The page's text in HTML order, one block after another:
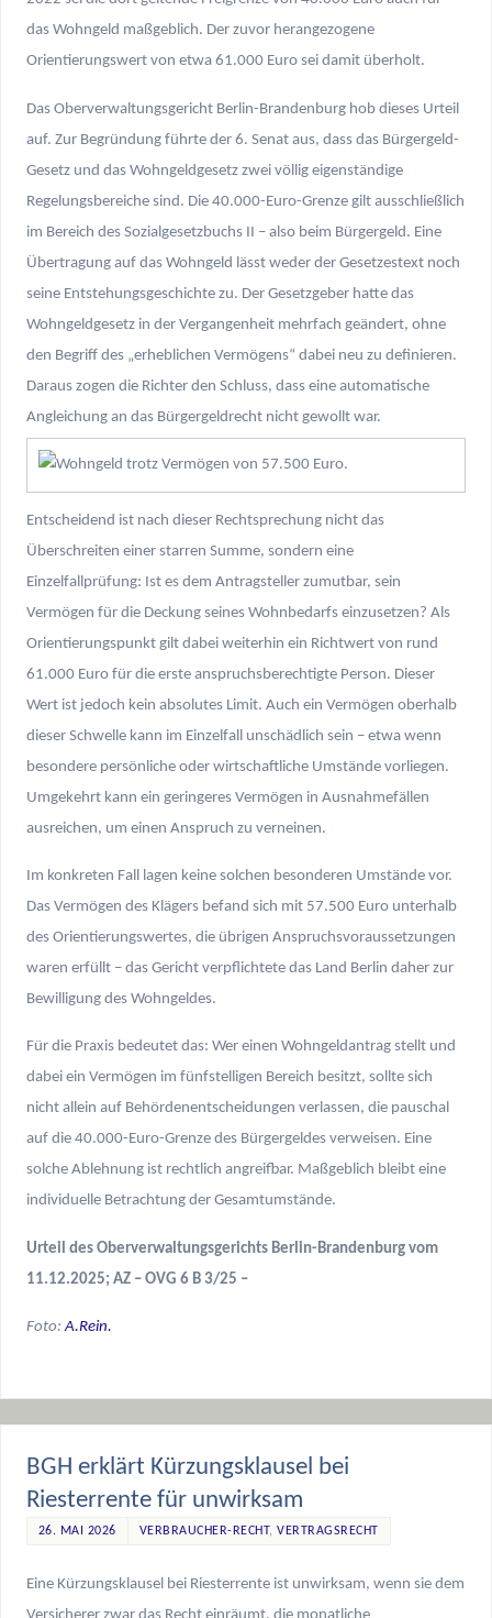
das Wohngeld maßgeblich. Der zuvor herangezogene
Orientierungswert von etwa 61.000 Euro sei damit überholt.
Das Oberverwaltungsgericht Berlin-Brandenburg hob dieses Urteil
auf. Zur Begründung führte der 6. Senat aus, dass das Bürgergeld-
Gesetz und das Wohngeldgesetz zwei völlig eigenständige
Regelungsbereiche sind. Die 40.000-Euro-Grenze gilt ausschließlich
im Bereich des Sozialgesetzbuchs II – also beim Bürgergeld. Eine
Übertragung auf das Wohngeld lässt weder der Gesetzestext noch
seine Entstehungsgeschichte zu. Der Gesetzgeber hatte das
Wohngeldgesetz in der Vergangenheit mehrfach geändert, ohne
den Begriff des „erheblichen Vermögens“ dabei neu zu definieren.
Daraus zogen die Richter den Schluss, dass eine automatische
Angleichung an das Bürgergeldrecht nicht gewollt war.
Entscheidend ist nach dieser Rechtsprechung nicht das
Überschreiten einer starren Summe, sondern eine
Einzelfallprüfung: Ist es dem Antragsteller zumutbar, sein
Vermögen für die Deckung seines Wohnbedarfs einzusetzen? Als
Orientierungspunkt gilt dabei weiterhin ein Richtwert von rund
61.000 Euro für die erste anspruchsberechtigte Person. Dieser
Wert ist jedoch kein absolutes Limit. Auch ein Vermögen oberhalb
dieser Schwelle kann im Einzelfall unschädlich sein – etwa wenn
besondere persönliche oder wirtschaftliche Umstände vorliegen.
Umgekehrt kann ein geringeres Vermögen in Ausnahmefällen
ausreichen, um einen Anspruch zu verneinen.
Im konkreten Fall lagen keine solchen besonderen Umstände vor.
Das Vermögen des Klägers befand sich mit 57.500 Euro unterhalb
des Orientierungswertes, die übrigen Anspruchsvoraussetzungen
waren erfüllt – das Gericht verpflichtete das Land Berlin daher zur
Bewilligung des Wohngeldes.
Für die Praxis bedeutet das: Wer einen Wohngeldantrag stellt und
dabei ein Vermögen im fünfstelligen Bereich besitzt, sollte sich
nicht allein auf Behördenentscheidungen verlassen, die pauschal
auf die 40.000-Euro-Grenze des Bürgergeldes verweisen. Eine
solche Ablehnung ist rechtlich angreifbar. Maßgeblich bleibt eine
individuelle Betrachtung der Gesamtumstände.
Urteil des Oberverwaltungsgerichts Berlin-Brandenburg vom
11.12.2025; AZ – OVG 6 B 3/25 –
Foto:A.Rein.
BGH erklärt Kürzungsklausel bei
Riesterrente für unwirksam
26. MAI 2026 VERBRAUCHER-RECHT,VERTRAGSRECHT
Eine Kürzungsklausel bei Riesterrente ist unwirksam, wenn sie dem